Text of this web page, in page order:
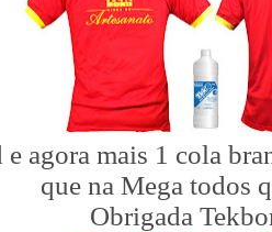
agora mais 1 cola
que na Mega todos
Obrigada